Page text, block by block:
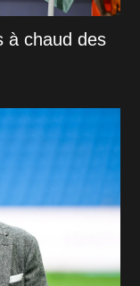
à chaud des